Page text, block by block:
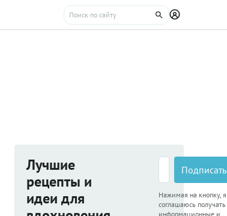
Лучшие
рецепты и
идеи для
Нажимая на кнопку, я
соглашаюсь получать
информационные и